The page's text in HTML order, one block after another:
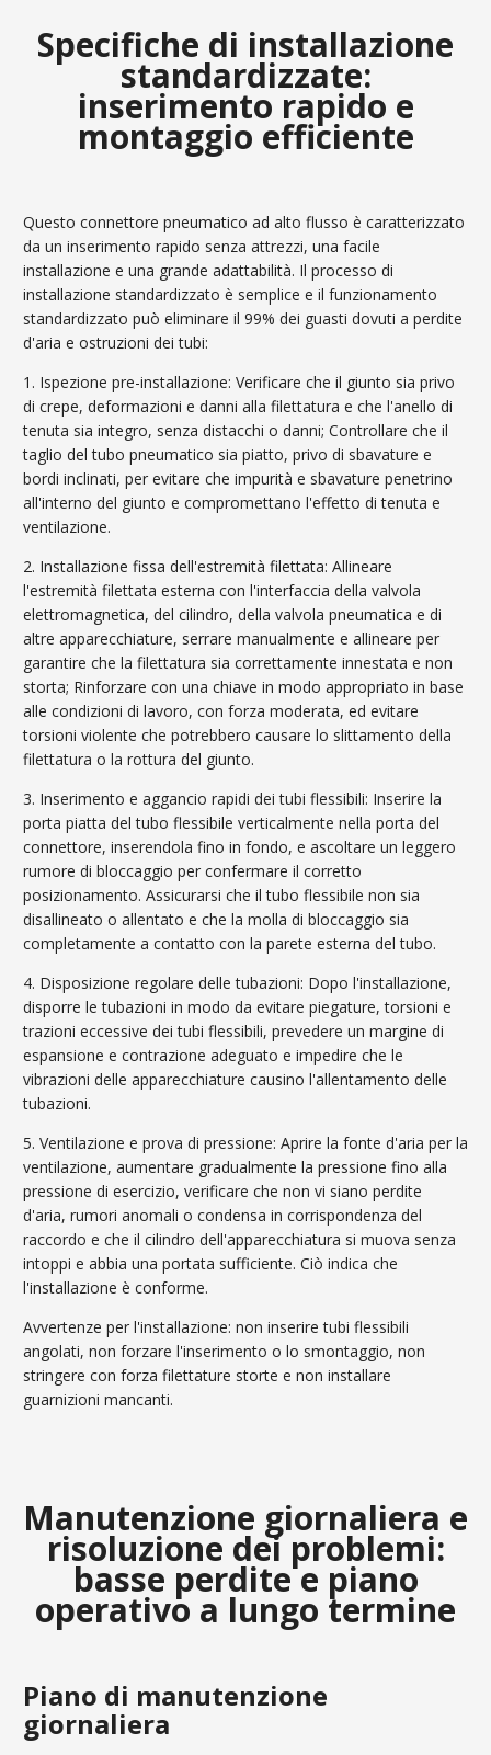
Specifiche di installazione
standardizzate:
inserimento rapido e
montaggio efficiente
Questo connettore pneumatico ad alto flusso è caratterizzato
da un inserimento rapido senza attrezzi, una facile
installazione e una grande adattabilità. Il processo di
installazione standardizzato è semplice e il funzionamento
standardizzato può eliminare il 99% dei guasti dovuti a perdite
d'aria e ostruzioni dei tubi:
1. Ispezione pre-installazione: Verificare che il giunto sia privo
di crepe, deformazioni e danni alla filettatura e che l'anello di
tenuta sia integro, senza distacchi o danni; Controllare che il
taglio del tubo pneumatico sia piatto, privo di sbavature e
bordi inclinati, per evitare che impurità e sbavature penetrino
all'interno del giunto e compromettano l'effetto di tenuta e
ventilazione.
2. Installazione fissa dell'estremità filettata: Allineare
l'estremità filettata esterna con l'interfaccia della valvola
elettromagnetica, del cilindro, della valvola pneumatica e di
altre apparecchiature, serrare manualmente e allineare per
garantire che la filettatura sia correttamente innestata e non
storta; Rinforzare con una chiave in modo appropriato in base
alle condizioni di lavoro, con forza moderata, ed evitare
torsioni violente che potrebbero causare lo slittamento della
filettatura o la rottura del giunto.
3. Inserimento e aggancio rapidi dei tubi flessibili: Inserire la
porta piatta del tubo flessibile verticalmente nella porta del
connettore, inserendola fino in fondo, e ascoltare un leggero
rumore di bloccaggio per confermare il corretto
posizionamento. Assicurarsi che il tubo flessibile non sia
disallineato o allentato e che la molla di bloccaggio sia
completamente a contatto con la parete esterna del tubo.
4. Disposizione regolare delle tubazioni: Dopo l'installazione,
disporre le tubazioni in modo da evitare piegature, torsioni e
trazioni eccessive dei tubi flessibili, prevedere un margine di
espansione e contrazione adeguato e impedire che le
vibrazioni delle apparecchiature causino l'allentamento delle
tubazioni.
5. Ventilazione e prova di pressione: Aprire la fonte d'aria per la
ventilazione, aumentare gradualmente la pressione fino alla
pressione di esercizio, verificare che non vi siano perdite
d'aria, rumori anomali o condensa in corrispondenza del
raccordo e che il cilindro dell'apparecchiatura si muova senza
intoppi e abbia una portata sufficiente. Ciò indica che
l'installazione è conforme.
Avvertenze per l'installazione: non inserire tubi flessibili
angolati, non forzare l'inserimento o lo smontaggio, non
stringere con forza filettature storte e non installare
guarnizioni mancanti.
Manutenzione giornaliera e
risoluzione dei problemi:
basse perdite e piano
operativo a lungo termine
Piano di manutenzione
giornaliera